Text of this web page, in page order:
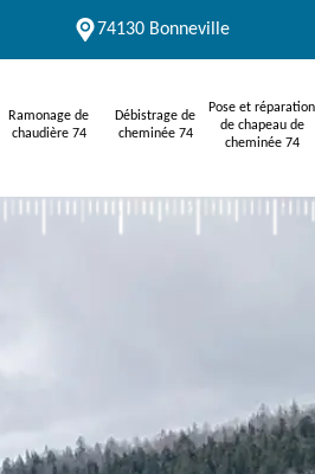
74130 Bonneville
Ramonage de
chaudière 74
Débistrage de
cheminée 74
Pose et réparation
de chapeau de
cheminée 74